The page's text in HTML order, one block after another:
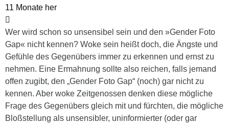
11 Monate her
Wer wird schon so unsensibel sein und den »Gender Foto
Gap« nicht kennen? Woke sein heißt doch, die Ängste und
Gefühle des Gegenübers immer zu erkennen und ernst zu
nehmen. Eine Ermahnung sollte also reichen, falls jemand
offen zugibt, den „Gender Foto Gap“ (noch) gar nicht zu
kennen. Aber woke Zeitgenossen denken diese mögliche
Frage des Gegenübers gleich mit und fürchten, die mögliche
Bloßstellung als unsensibler, uninformierter (oder gar